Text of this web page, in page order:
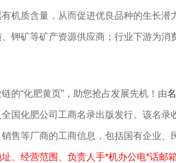
机质含量，从而促进优良品种的生长潜
钾矿等矿产资源供应商；行业下游为消
的“化肥黄页”，助您抢占发展先机！由
国化肥公司工商名录出版发行。该名
售等厂商的工商信息，包括国有企业、
、经营范围、负责人手*机办公电*话邮